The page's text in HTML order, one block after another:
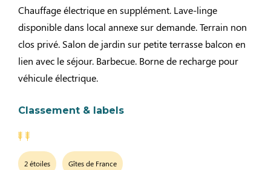
Chauffage électrique en supplément. Lave-linge
disponible dans local annexe sur demande. Terrain non
clos privé. Salon de jardin sur petite terrasse balcon en
lien avec le séjour. Barbecue. Borne de recharge pour
véhicule électrique.
Classement & labels
2 étoiles Gîtes de France